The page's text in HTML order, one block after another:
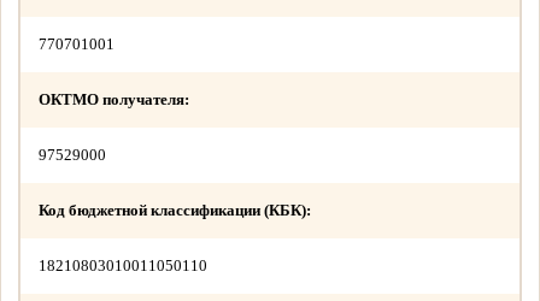
770701001
ОКТМО получателя:
97529000
Код бюджетной классификации (КБК):
18210803010011050110